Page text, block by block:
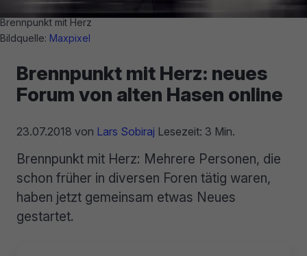
Brennpunkt mit Herz
Bildquelle: Maxpixel
Brennpunkt mit Herz: neues
Forum von alten Hasen online
23.07.2018 von Lars Sobiraj Lesezeit: 3 Min.
Brennpunkt mit Herz: Mehrere Personen, die
schon früher in diversen Foren tätig waren,
haben jetzt gemeinsam etwas Neues
gestartet.